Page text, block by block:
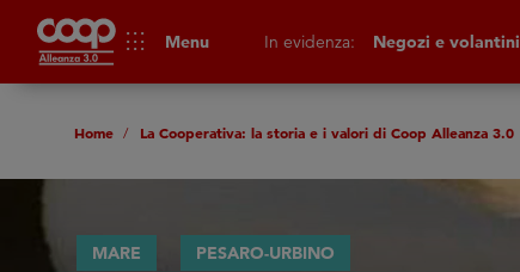
apps Menu In evidenza: Negozi e volantini
Home La Cooperativa: la storia e i valori di Coop Alleanza 3.0
MARE PESARO-URBINO